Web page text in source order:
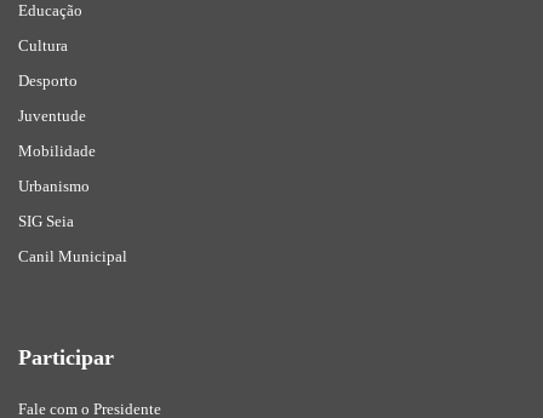
Educação
Cultura
Desporto
Juventude
Mobilidade
Urbanismo
SIG Seia
Canil Municipal
Participar
Fale com o Presidente